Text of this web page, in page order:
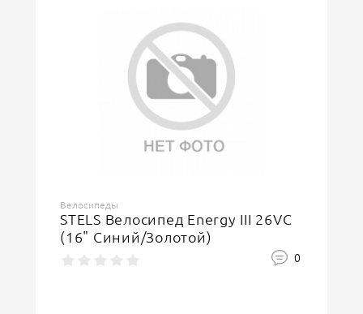
Велосипеды
STELS Велосипед Energy III 26VC
(16" Синий/Золотой)
0